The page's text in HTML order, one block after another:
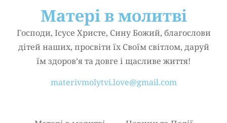
Матері в молитві
Господи, Ісусе Христе, Сину Божий, благослови
дітей наших, просвіти їх Своїм світлом, даруй
їм здоров’я та довге і щасливе життя!
materivmolytvi.love@gmail.com